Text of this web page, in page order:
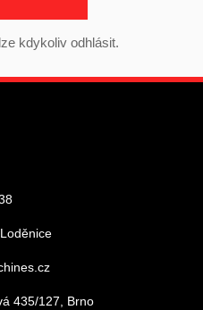
kdykoliv odhlásit.
435/127, Brno